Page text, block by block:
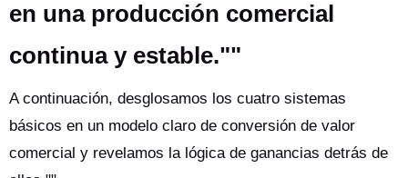
en una producción comercial
continua y estable.""
A continuación, desglosamos los cuatro sistemas
básicos en un modelo claro de conversión de valor
comercial y revelamos la lógica de ganancias detrás de